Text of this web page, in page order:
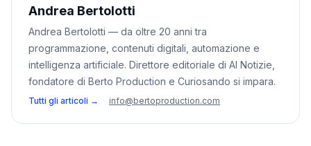
Andrea Bertolotti
Andrea Bertolotti — da oltre 20 anni tra
programmazione, contenuti digitali, automazione e
intelligenza artificiale. Direttore editoriale di AI Notizie,
fondatore di Berto Production e Curiosando si impara.
Tutti gli articoli → · info@bertoproduction.com